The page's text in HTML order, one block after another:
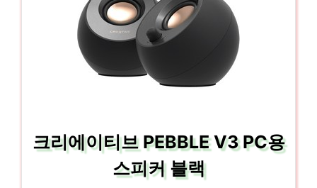
크리에이티브 PEBBLE V3 PC용
스피커 블랙